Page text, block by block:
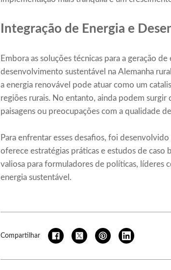
Integração de Energia e
Embora as soluções técnicas para a geração
desenvolvimento sustentável na Alemanha
a energia renovável pode atuar como um
regiões rurais. No entanto, ainda podem
paisagens ou preocupações com a qualidade
Para enfrentar esses desafios, foi
oferece estratégias práticas e estudos de
valiosa para formuladores de políticas, líderes
energia sustentável.
Compartilhar